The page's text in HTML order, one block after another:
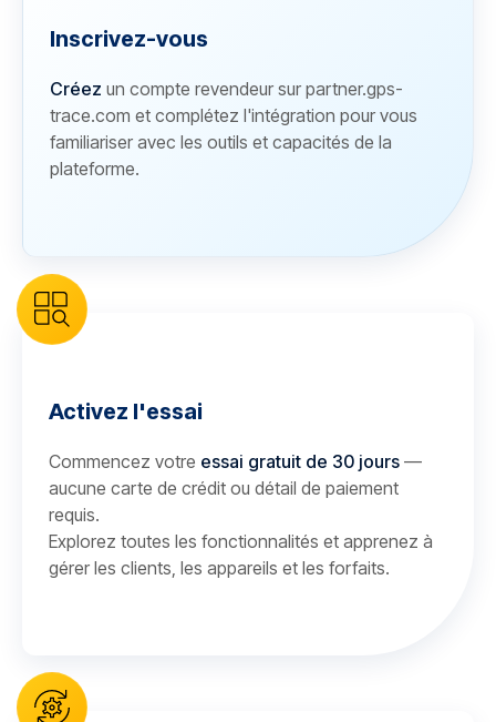
Inscrivez-vous
Créez un compte revendeur sur partner.gps-
trace.com et complétez l'intégration pour vous
familiariser avec les outils et capacités de la
plateforme.
Activez l'essai
Commencez votre essai gratuit de 30 jours —
aucune carte de crédit ou détail de paiement
requis.
Explorez toutes les fonctionnalités et apprenez à
gérer les clients, les appareils et les forfaits.